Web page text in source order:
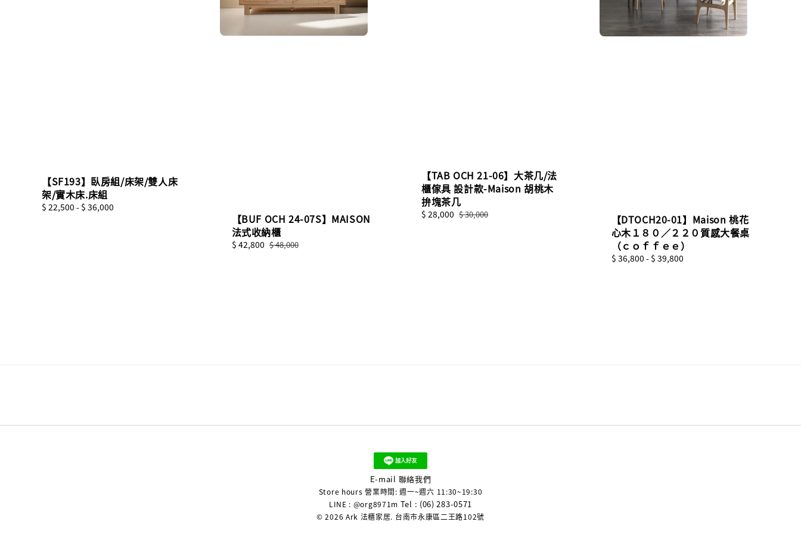
【SF193】臥房組/床架/雙人床
架/實木床.床組
Regular
$ 22,500 - $ 36,000
【BUF OCH 24-07S】MAISON
法式收納櫃
Sale
$ 42,800 Regular
$ 48,000
【TAB OCH 21-06】大茶几/法
櫃傢具 設計款-Maison 胡桃木
拚塊茶几
Sale
$ 28,000 Regular
$ 30,000
【DTOCH20-01】Maison 桃花
心木１８０／２２０質感大餐桌
（ｃｏｆｆｅｅ）
Regular
$ 36,800 - $ 39,800
E-mail 聯絡我們
Store hours 營業時間: 週一~週六 11:30~19:30
LINE : @org8971m Tel : (06) 283-0571
© 2026 Ark 法櫃家居. 台南市永康區二王路102號